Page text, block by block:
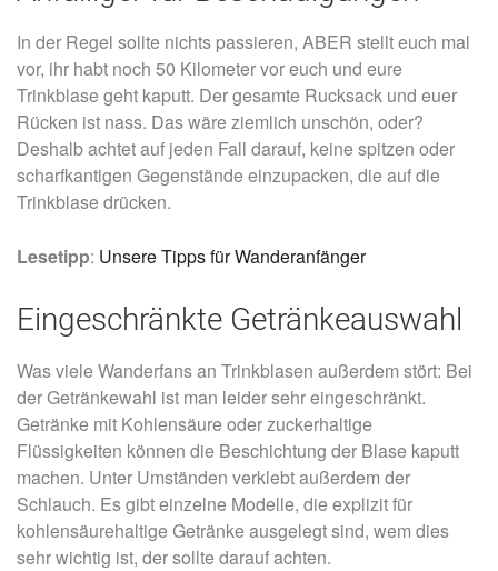
In der Regel sollte nichts passieren, ABER stellt euch mal
vor, ihr habt noch 50 Kilometer vor euch und eure
Trinkblase geht kaputt. Der gesamte Rucksack und euer
Rücken ist nass. Das wäre ziemlich unschön, oder?
Deshalb achtet auf jeden Fall darauf, keine spitzen oder
scharfkantigen Gegenstände einzupacken, die auf die
Trinkblase drücken.
Lesetipp: Unsere Tipps für Wanderanfänger
Eingeschränkte Getränkeauswahl
Was viele Wanderfans an Trinkblasen außerdem stört: Bei
der Getränkewahl ist man leider sehr eingeschränkt.
Getränke mit Kohlensäure oder zuckerhaltige
Flüssigkeiten können die Beschichtung der Blase kaputt
machen. Unter Umständen verklebt außerdem der
Schlauch. Es gibt einzelne Modelle, die explizit für
kohlensäurehaltige Getränke ausgelegt sind, wem dies
sehr wichtig ist, der sollte darauf achten.